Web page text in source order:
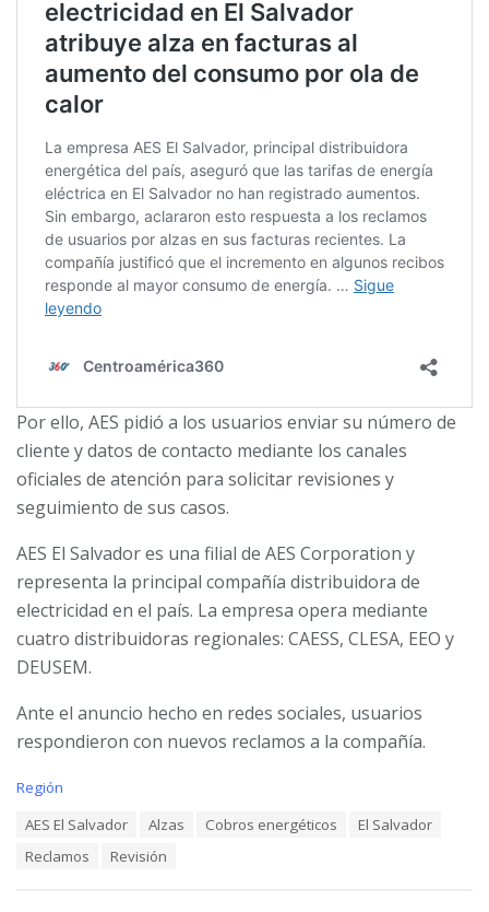
Por ello, AES pidió a los usuarios enviar su número de
cliente y datos de contacto mediante los canales
oficiales de atención para solicitar revisiones y
seguimiento de sus casos.
AES El Salvador es una filial de AES Corporation y
representa la principal compañía distribuidora de
electricidad en el país. La empresa opera mediante
cuatro distribuidoras regionales: CAESS, CLESA, EEO y
DEUSEM.
Ante el anuncio hecho en redes sociales, usuarios
respondieron con nuevos reclamos a la compañía.
C
Región
AES El Salvador Alzas Cobros energéticos
El Salvador
Reclamos
Revisión